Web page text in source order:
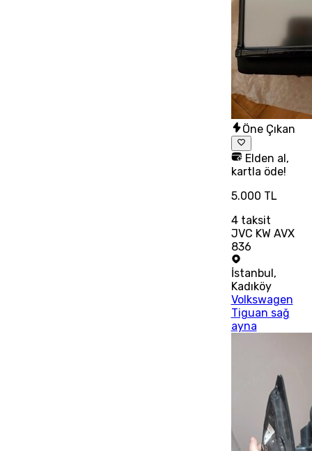
Öne Çıkan
Elden al,
kartla öde!
5.000 TL
4taksit
JVC KW AVX
836
İstanbul ,
Kadıköy
Volkswagen
Tiguan sağ
ayna